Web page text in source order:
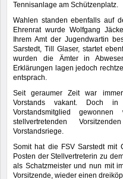
Tennisanlage am Schützenplatz.
Wahlen standen ebenfalls auf
Ehrenrat wurde Wolfgang
Ihrem Amt der Jugendwartin
Sarstedt, Till Glaser, startet
wurden die Ämter in
Erklärungen lagen jedoch
entsprach.
Seit geraumer Zeit war
Vorstands vakant. Doch
Vorstandsmitglied
stellvertretenden
Vorstandsriege.
Somit hat die FSV Sarstedt mit
Posten der Stellvertreterin zu
als Schatzmeister und nun mit
Vorsitzende, wieder einen